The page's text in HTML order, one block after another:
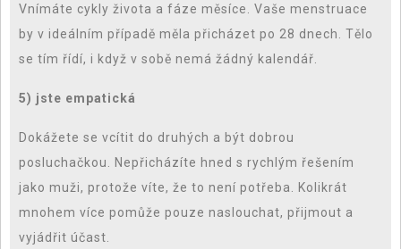
Vnímáte cykly života a fáze měsíce. Vaše menstruace
by v ideálním případě měla přicházet po 28 dnech. Tělo
se tím řídí, i když v sobě nemá žádný kalendář.
5) jste empatická
Dokážete se vcítit do druhých a být dobrou
posluchačkou. Nepřicházíte hned s rychlým řešením
jako muži, protože víte, že to není potřeba. Kolikrát
mnohem více pomůže pouze naslouchat, přijmout a
vyjádřit účast.